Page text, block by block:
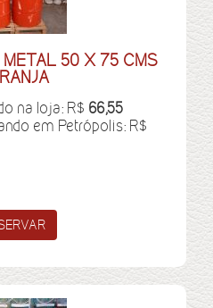
50 X 75 CMS
na loja: R$ 66,55
em Petrópolis: R$